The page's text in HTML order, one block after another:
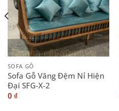
SOFA GỖ
Sofa Gỗ Văng Đệm Nỉ Hiện
Đại SFG-X-2
0 ₫